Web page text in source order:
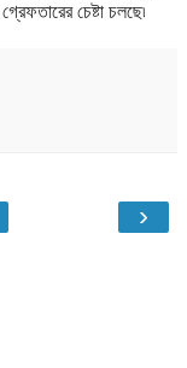
চেষ্টা চলছে৷
›